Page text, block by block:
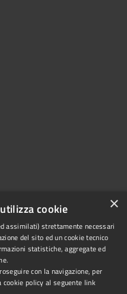
di Ciampino
×
cookie
assimilati) strettamente necessari
del sito ed un cookie tecnico
statistiche, aggregate ed
con la navigazione, per
policy al seguente link